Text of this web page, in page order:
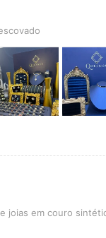
sintético branco
joias em couro